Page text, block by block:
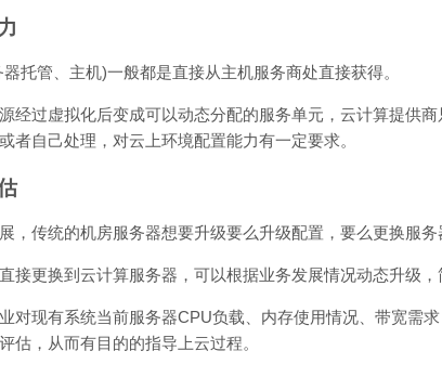
管、主机)一般都是直接从主机服务商处直接获得。
过虚拟化后变成可以动态分配的服务单元，云计算提供商
者自己处理，对云上环境配置能力有一定要求。
传统的机房服务器想要升级要么升级配置，要么更换服务
更换到云计算服务器，可以根据业务发展情况动态升级，
现有系统当前服务器CPU负载、内存使用情况、带宽需求
估，从而有目的的指导上云过程。